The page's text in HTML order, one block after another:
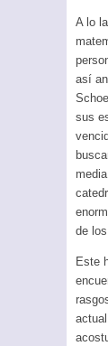
A lo
así
sus
de
Este